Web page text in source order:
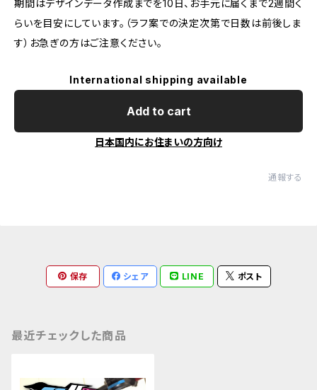
期間はデザインデータ作成までを10日、お手元に届くまで2週間く
らいを目安にしています。（ラフ案での決定次第で日数は前後しま
す）お急ぎの方はご注意ください。
International shipping available
Add to cart
日本国内にお住まいの方向け
通報する
保存 シェア LINE ポスト
最近チェックした商品